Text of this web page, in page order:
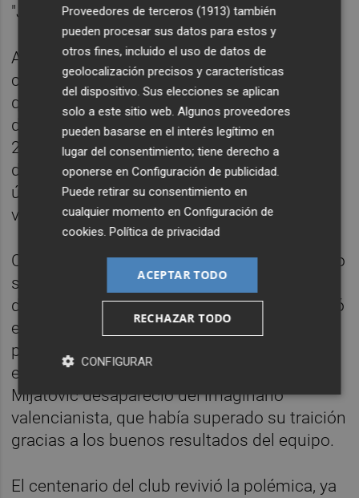
"Judas".
A pesar de la animosidad, su partida era
comprensible como la de cualquier persona
que acepta una mejor oferta laboral. Años
después, en un partido de la Champions en
2000, el Valencia eliminó a la Fiorentina,
donde jugaba Mijatovic, con un gol en el
último minuto, lo que fue visto como una
venganza simbólica.
Curiosamente, la vida canalla de Mijatovic no
se desarrolló en Valencia, sino en Madrid,
donde frecuentaba discotecas y se involucró
en escándalos amorosos tras su divorcio. A
pesar de su regreso a Valencia para jugar en
el Levante durante la temporada 2002-2003,
Mijatovic desapareció del imaginario
valencianista, que había superado su traición
gracias a los buenos resultados del equipo.
El centenario del club revivió la polémica, ya
Proveedores de terceros (1913) también
pueden procesar sus datos para estos y
otros fines, incluido el uso de datos de
geolocalización precisos y características
del dispositivo. Sus elecciones se aplican
solo a este sitio web. Algunos proveedores
pueden basarse en el interés legítimo en
lugar del consentimiento; tiene derecho a
oponerse enConfiguración de publicidad.
Puede retirar su consentimiento en
cualquier momento enConfiguración de
cookies.Política de privacidad
ACEPTAR TODO
RECHAZAR TODO
CONFIGURAR